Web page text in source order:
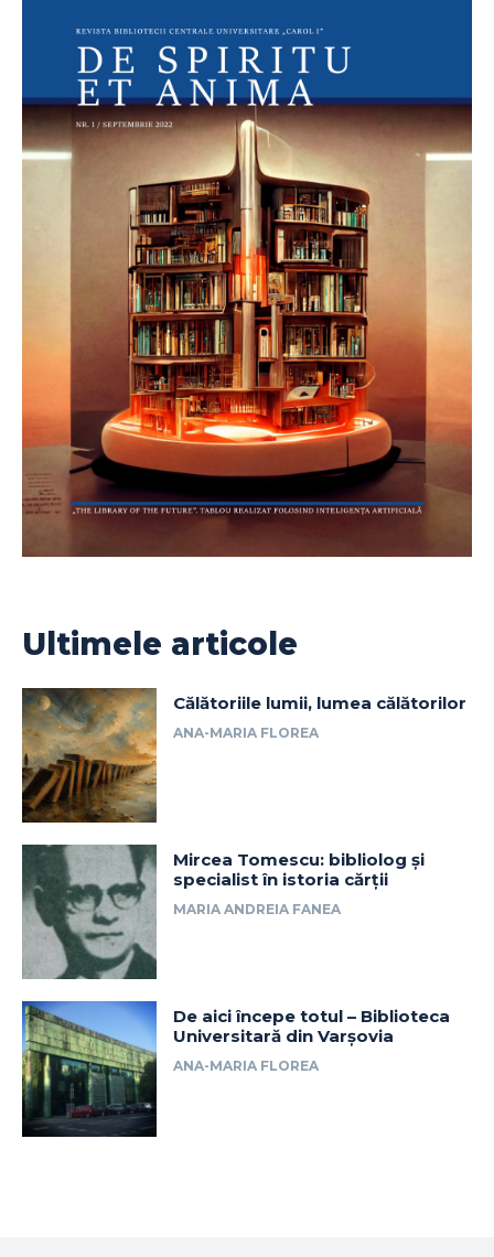
Ultimele articole
Călătoriile lumii, lumea călătorilor
ANA-MARIA FLOREA
Mircea Tomescu: bibliolog și
specialist în istoria cărții
MARIA ANDREIA FANEA
De aici începe totul – Biblioteca
Universitară din Varșovia
ANA-MARIA FLOREA